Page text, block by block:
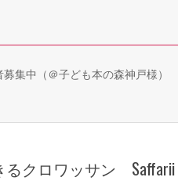
中（＠子ども本の森神戸様）
るクロワッサン Saffarii